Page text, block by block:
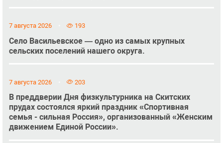
7 августа 2026 193
Село Васильевское — одно из самых крупных
сельских поселений нашего округа.
7 августа 2026 203
В преддверии Дня физкультурника на Скитских
прудах состоялся яркий праздник «Спортивная
семья - сильная Россия», организованный «Женским
движением Единой России».